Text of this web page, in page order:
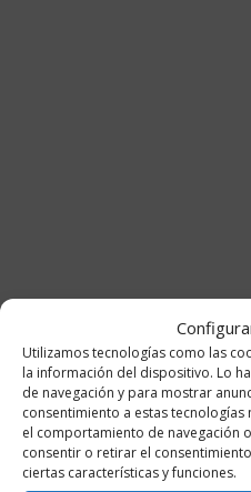
Utilizamos tecnologías como las
la información del dispositivo. Lo
de navegación y para mostrar
consentimiento a estas
el comportamiento de navegación
consentir o retirar el
ciertas características y funciones.